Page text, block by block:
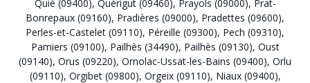
Quié (09400), Quérigut (09460), Prayols (09000), Prat-
Bonrepaux (09160), Pradières (09000), Pradettes (09600),
Perles-et-Castelet (09110), Péreille (09300), Pech (09310),
Pamiers (09100), Pailhès (34490), Pailhès (09130), Oust
(09140), Orus (09220), Ornolac-Ussat-les-Bains (09400), Orlu
(09110), Orgibet (09800), Orgeix (09110), Niaux (09400),